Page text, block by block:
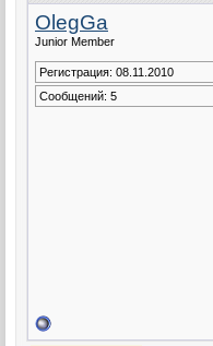
OlegGa
Junior Member
Регистрация: 08.11.2010
Сообщений: 5